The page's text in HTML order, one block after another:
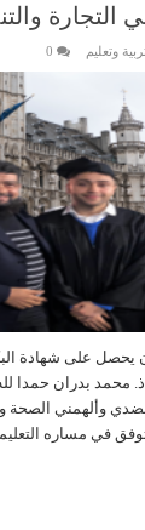
التجارة
وتعليم 0
على شهادة
محمد بدران حمدا
وألهمني الصحة
في مساره